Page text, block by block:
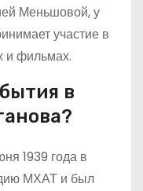
Меньшовой, у
участие в
и фильмах.
в
1939 года в
МХАТ и был